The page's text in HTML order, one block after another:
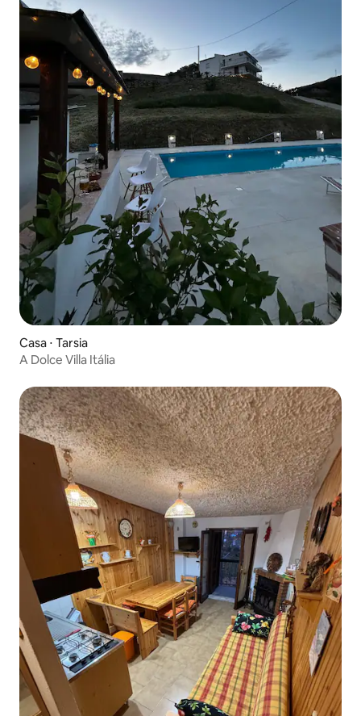
Casa ⋅ Tarsia
A Dolce Villa Itália